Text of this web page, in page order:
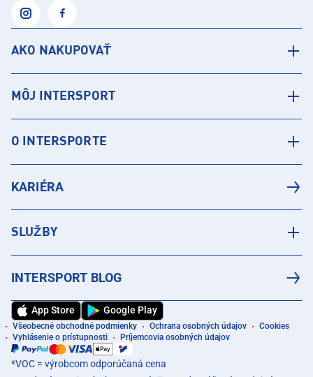
AKO NAKUPOVAŤ
MÔJ INTERSPORT
O INTERSPORTE
KARIÉRA
SLUŽBY
INTERSPORT BLOG
App Store Google Play
Všeobecné obchodné podmienky Ochrana osobných údajov
Cookies
Vyhlásenie o prístupnosti
Príjemcovia osobných údajov
*VOC = výrobcom odporúčaná cena